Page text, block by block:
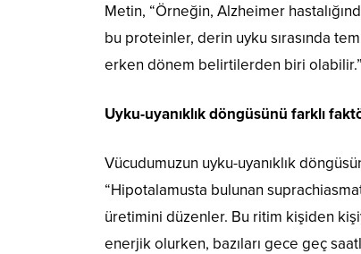
Metin, “Örneğin, Alzheimer
bu proteinler, derin uyku sırasında
erken dönem belirtilerden biri
Uyku-uyanıklık döngüsünü farklı
Vücudumuzun uyku-uyanıklık
“Hipotalamusta bulunan
üretimini düzenler. Bu ritim kişiden
enerjik olurken, bazıları gece geç